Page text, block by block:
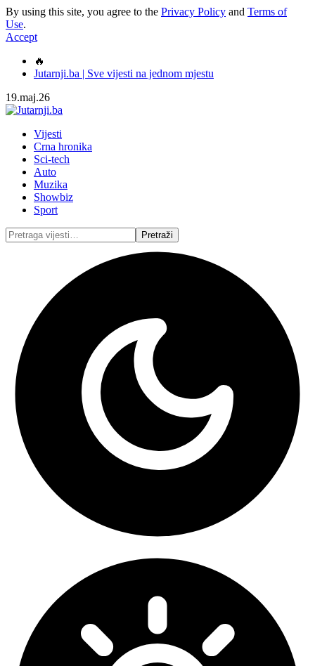
By using this site, you agree to the Privacy Policy and Terms of
Use.
Accept
🔥
Jutarnji.ba | Sve vijesti na jednom mjestu
19.maj.26
Vijesti
Crna hronika
Sci-tech
Auto
Muzika
Showbiz
Sport